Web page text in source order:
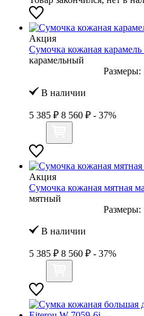
Акция
Сумочка кожаная
карамельный
Размеры:
В наличии
5 385 ₽ 8 560 ₽ - 37%
Акция
Сумочка кожаная мятная
мятный
Размеры:
В наличии
5 385 ₽ 8 560 ₽ - 37%